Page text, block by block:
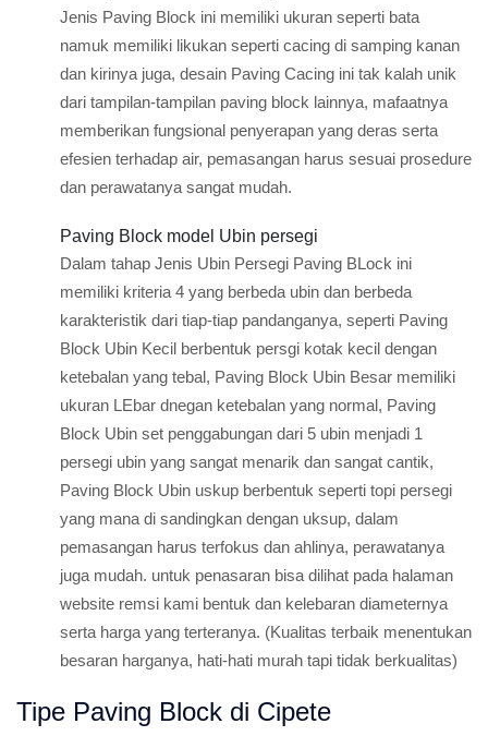
Jenis Paving Block ini memiliki ukuran seperti bata
namuk memiliki likukan seperti cacing di samping kanan
dan kirinya juga, desain Paving Cacing ini tak kalah unik
dari tampilan-tampilan paving block lainnya, mafaatnya
memberikan fungsional penyerapan yang deras serta
efesien terhadap air, pemasangan harus sesuai prosedure
dan perawatanya sangat mudah.
Paving Block model Ubin persegi
Dalam tahap Jenis Ubin Persegi Paving BLock ini
memiliki kriteria 4 yang berbeda ubin dan berbeda
karakteristik dari tiap-tiap pandanganya, seperti Paving
Block Ubin Kecil berbentuk persgi kotak kecil dengan
ketebalan yang tebal, Paving Block Ubin Besar memiliki
ukuran LEbar dnegan ketebalan yang normal, Paving
Block Ubin set penggabungan dari 5 ubin menjadi 1
persegi ubin yang sangat menarik dan sangat cantik,
Paving Block Ubin uskup berbentuk seperti topi persegi
yang mana di sandingkan dengan uksup, dalam
pemasangan harus terfokus dan ahlinya, perawatanya
juga mudah. untuk penasaran bisa dilihat pada halaman
website remsi kami bentuk dan kelebaran diameternya
serta harga yang terteranya. (Kualitas terbaik menentukan
besaran harganya, hati-hati murah tapi tidak berkualitas)
Tipe Paving Block di Cipete